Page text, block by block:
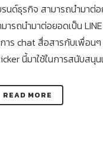
นด์ธุรกิจ สามารถนำมาต่อ
ารถนำมาต่อยอดเป็น
าร chat สื่อสารกับเพื่อน
นี้มาใช้ในการสนับสนุ
READ MORE